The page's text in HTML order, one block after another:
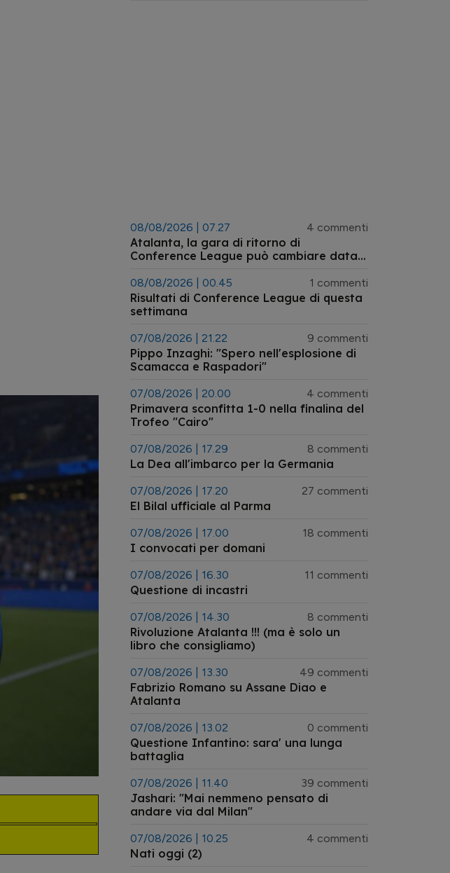
08/08/2026 | 07.27 4 commenti
Atalanta, la gara di ritorno di
Conference League può cambiare data:
agosto
08/08/2026 | 00.45 1 commenti
Risultati di Conference League di questa
settimana
07/08/2026 | 21.22 9 commenti
Pippo Inzaghi: "Spero nell'esplosione di
Scamacca e Raspadori"
07/08/2026 | 20.00 4 commenti
Primavera sconfitta 1-0 nella finalina del
Trofeo "Cairo"
07/08/2026 | 17.29 8 commenti
La Dea all'imbarco per la Germania
07/08/2026 | 17.20 27 commenti
El Bilal ufficiale al Parma
07/08/2026 | 17.00 18 commenti
I convocati per domani
07/08/2026 | 16.30 11 commenti
Questione di incastri
07/08/2026 | 14.30 8 commenti
Rivoluzione Atalanta !!! (ma è solo un
libro che consigliamo)
07/08/2026 | 13.30 49 commenti
Fabrizio Romano su Assane Diao e
Atalanta
07/08/2026 | 13.02 0 commenti
Questione Infantino: sara' una lunga
battaglia
07/08/2026 | 11.40 39 commenti
Jashari: "Mai nemmeno pensato di
andare via dal Milan"
07/08/2026 | 10.25 4 commenti
Nati oggi (2)